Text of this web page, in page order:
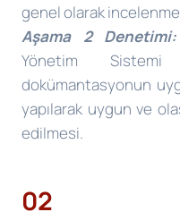
genel olarak
Aşama 2 Denetimi:
Yönetim Sistemi
dokümantasyonun
yapılarak uygun ve
edilmesi.
02